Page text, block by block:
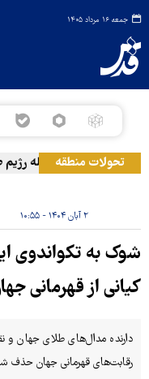
جمعه ۱۶ مرداد ۱۴۰۵
تحولات منطقهحمله رژیم
۲ آبان ۱۴۰۴ - ۱۰:۵۵
شوک به تکواندوی
کیانی از قهرمانی
دارنده مدال‌های طلای جهان و
رقابت‌های قهرمانی جهان حذف